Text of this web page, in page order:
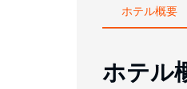
ホテル概要
ホテル